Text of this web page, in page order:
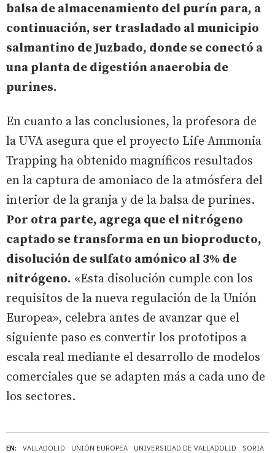
EN: VALLADOLID UNIÓN EUROPEA UNIVERSIDAD DE VALLADOLID SORIA
balsa de almacenamiento del purín para, a
continuación, ser trasladado al municipio
salmantino de Juzbado, donde se conectó a
una planta de digestión anaerobia de
purines.
En cuanto a las conclusiones, la profesora de
la UVA asegura que el proyecto Life Ammonia
Trapping ha obtenido magníficos resultados
en la captura de amoniaco de la atmósfera del
interior de la granja y de la balsa de purines.
Por otra parte, agrega que el nitrógeno
captado se transforma en un bioproducto,
disolución de sulfato amónico al 3% de
nitrógeno. «Esta disolución cumple con los
requisitos de la nueva regulación de la Unión
Europea», celebra antes de avanzar que el
siguiente paso es convertir los prototipos a
escala real mediante el desarrollo de modelos
comerciales que se adapten más a cada uno de
los sectores.